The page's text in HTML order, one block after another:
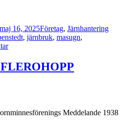
maj 16, 2025Företag, Järnhantering
, järnbruk, masugn,
till
för
järnbruk
Meddelande 1938